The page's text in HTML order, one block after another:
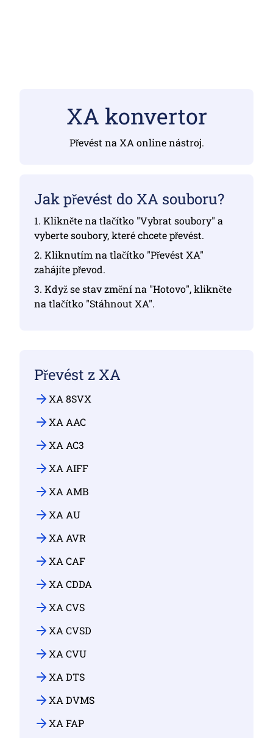
XA konvertor
Převést na XA online nástroj.
Jak převést do XA souboru?
1. Klikněte na tlačítko "Vybrat soubory" a
vyberte soubory, které chcete převést.
2. Kliknutím na tlačítko "Převést XA"
zahájíte převod.
3. Když se stav změní na "Hotovo", klikněte
na tlačítko "Stáhnout XA".
Převést z XA
XA 8SVX
XA AAC
XA AC3
XA AIFF
XA AMB
XA AU
XA AVR
XA CAF
XA CDDA
XA CVS
XA CVSD
XA CVU
XA DTS
XA DVMS
XA FAP